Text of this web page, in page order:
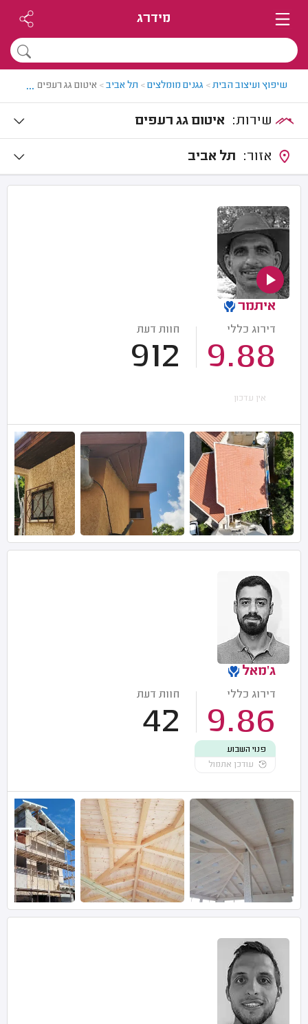
מידרג
שיפוץ ועיצוב הבית> גגנים מומלצים> תל אביב> איטום גג רעפים בתל
...
איטום גג רעפים
תל אביב
איתמר
דירוג כללי
9.88
חוות דעת
912
אין עדכון
ג'מאל
דירוג כללי
9.86
חוות דעת
42
פנוי השבוע
עודכן אתמול